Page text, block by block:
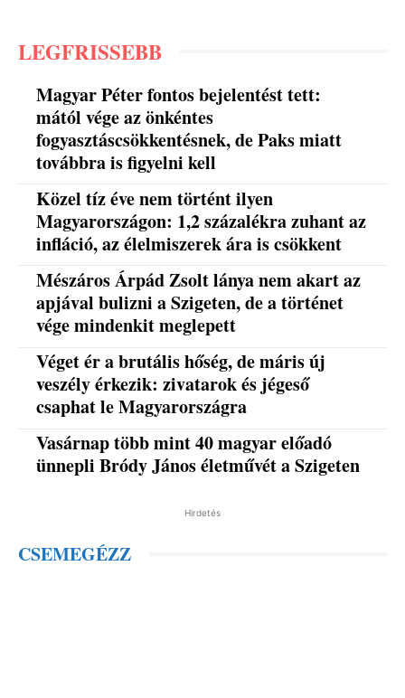
LEGFRISSEBB
Magyar Péter fontos bejelentést tett:
mától vége az önkéntes
fogyasztáscsökkentésnek, de Paks miatt
továbbra is figyelni kell
Közel tíz éve nem történt ilyen
Magyarországon: 1,2 százalékra zuhant az
infláció, az élelmiszerek ára is csökkent
Mészáros Árpád Zsolt lánya nem akart az
apjával bulizni a Szigeten, de a történet
vége mindenkit meglepett
Véget ér a brutális hőség, de máris új
veszély érkezik: zivatarok és jégeső
csaphat le Magyarországra
Vasárnap több mint 40 magyar előadó
ünnepli Bródy János életművét a Szigeten
Hirdetés
CSEMEGÉZZ